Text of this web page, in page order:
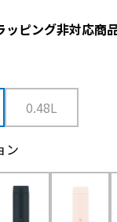
ッピング非対応商品
0.48L
ン